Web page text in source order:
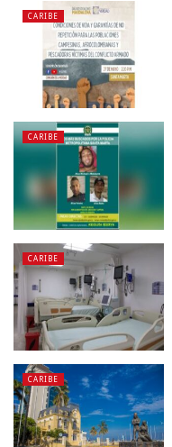
CARIBE
CARIBE
CARIBE
CARIBE